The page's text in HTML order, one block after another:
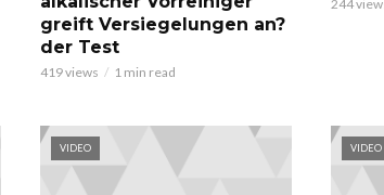
greift Versiegelungen an?
der Test
419 views 1 min read
244
VIDEO VIDEO